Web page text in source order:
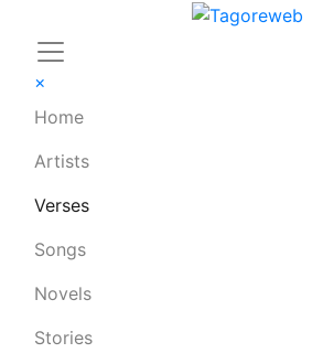
×
Home
Artists
Verses
Songs
Novels
Stories